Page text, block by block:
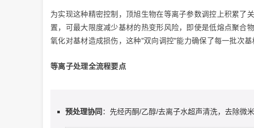
为实现这种精密控制，顶旭生物在等离子参数调控上积累了
置，可最大限度减少基材的热变形风险，即使是低熔点聚合
氧化对基材造成损伤，这种”双向调控”能力确保了每一批次基
等离子处理全流程要点
预处理协同 ：先经丙酮/乙醇/去离子水超声清洗，去除微